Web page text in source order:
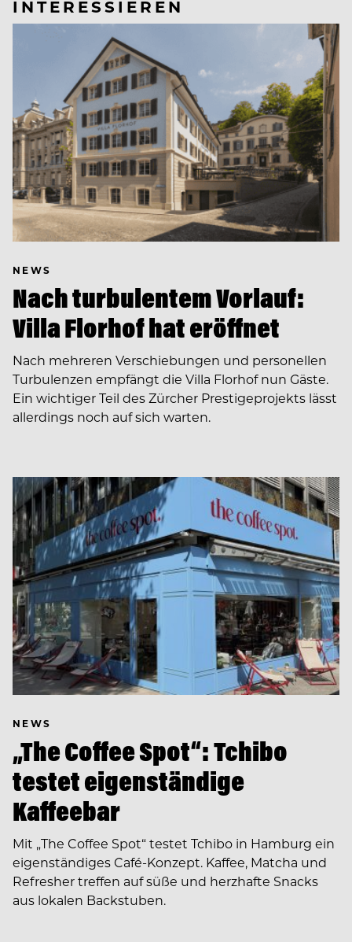
INTERESSIEREN
NEWS
Nach turbulentem Vorlauf:
Villa Florhof hat eröffnet
Nach mehreren Verschiebungen und personellen
Turbulenzen empfängt die Villa Florhof nun Gäste.
Ein wichtiger Teil des Zürcher Prestigeprojekts lässt
allerdings noch auf sich warten.
NEWS
„The Coffee Spot“: Tchibo
testet eigenständige
Kaffeebar
Mit „The Coffee Spot“ testet Tchibo in Hamburg ein
eigenständiges Café-Konzept. Kaffee, Matcha und
Refresher treffen auf süße und herzhafte Snacks
aus lokalen Backstuben.